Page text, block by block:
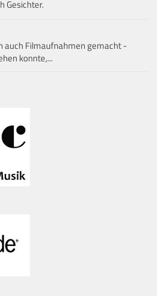
Gesichter.
auch Filmaufnahmen gemacht -
konnte,...